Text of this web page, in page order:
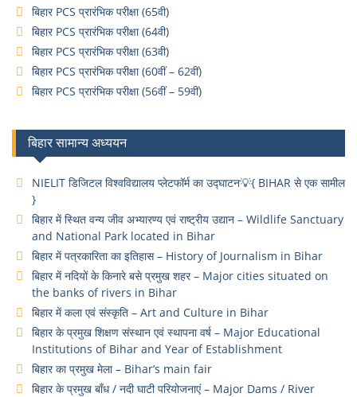
बिहार PCS प्रारंभिक परीक्षा (65वी)
बिहार PCS प्रारंभिक परीक्षा (64वी)
बिहार PCS प्रारंभिक परीक्षा (63वी)
बिहार PCS प्रारंभिक परीक्षा (60वीं – 62वीं)
बिहार PCS प्रारंभिक परीक्षा (56वीं – 59वीं)
बिहार सामान्य अध्ययन
NIELIT डिजिटल विश्वविद्यालय प्लेटफॉर्म का उद्घाटन💡{ BIHAR से एक सामील
}
बिहार में स्थित वन्य जीव अभ्यारण्य एवं राष्ट्रीय उद्यान – Wildlife Sanctuary
and National Park located in Bihar
बिहार में पत्रकारिता का इतिहास – History of Journalism in Bihar
बिहार में नदियों के किनारे बसे प्रमुख शहर – Major cities situated on
the banks of rivers in Bihar
बिहार में कला एवं संस्कृति – Art and Culture in Bihar
बिहार के प्रमुख शिक्षण संस्थान एवं स्थापना वर्ष – Major Educational
Institutions of Bihar and Year of Establishment
बिहार का प्रमुख मेला – Bihar’s main fair
बिहार के प्रमुख बाँध / नदी घाटी परियोजनाएं – Major Dams / River